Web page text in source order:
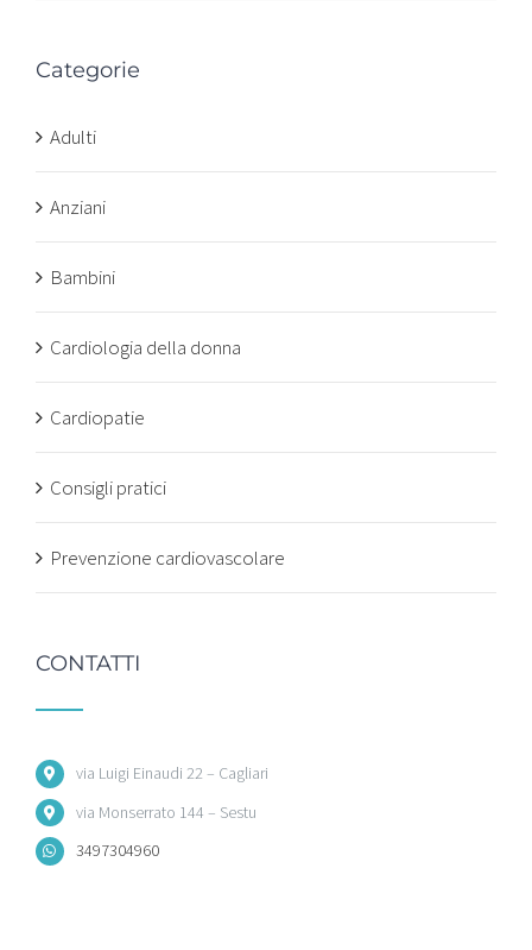
Categorie
Adulti
Anziani
Bambini
Cardiologia della donna
Cardiopatie
Consigli pratici
Prevenzione cardiovascolare
CONTATTI
via Luigi Einaudi 22 – Cagliari
via Monserrato 144 – Sestu
3497304960